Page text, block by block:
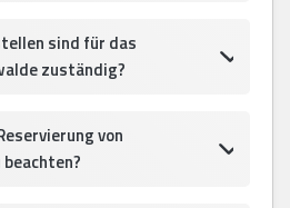
sind für das
zuständig?
von
beachten?